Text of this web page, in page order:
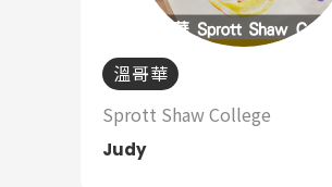
Latest News 最新消息
溫哥華
Sprott Shaw College
Judy